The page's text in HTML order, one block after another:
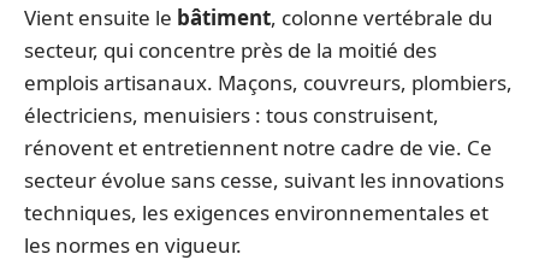
Vient ensuite le bâtiment, colonne vertébrale du
secteur, qui concentre près de la moitié des
emplois artisanaux. Maçons, couvreurs, plombiers,
électriciens, menuisiers : tous construisent,
rénovent et entretiennent notre cadre de vie. Ce
secteur évolue sans cesse, suivant les innovations
techniques, les exigences environnementales et
les normes en vigueur.